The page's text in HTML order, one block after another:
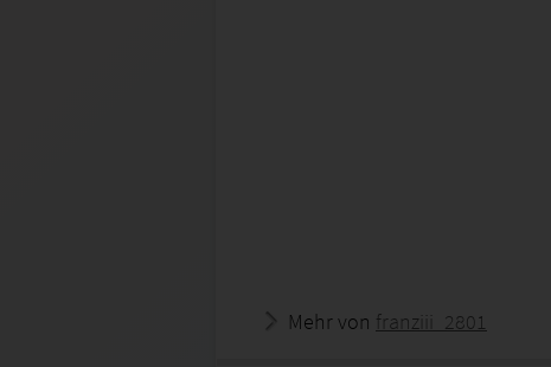
Mehr von franziii_2801